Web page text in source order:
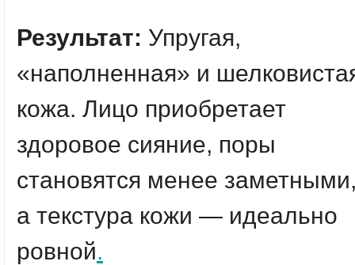
Результат: Упругая,
«наполненная» и
кожа. Лицо приобретает
здоровое сияние, поры
становятся менее
а текстура кожи — идеально
ровной.